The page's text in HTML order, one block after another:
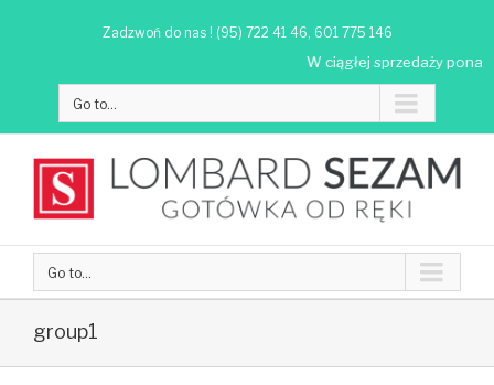
Zadzwoń do nas ! (95) 722 41 46, 601 775 146
W ciągłej sprzedaży
Go to...
Go to...
group1